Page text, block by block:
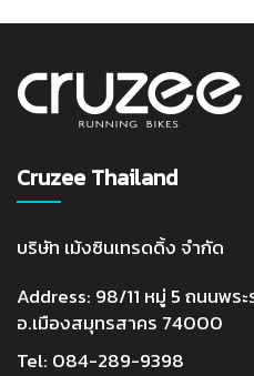
Cruzee Thailand
บริษัท เม้งซินเทรดดิ้ง จำกัด
Address: 98/11 หมู่ 5 ถนนพร
อ.เมืองสมุทรสาคร 74000
Tel: 084-289-9398